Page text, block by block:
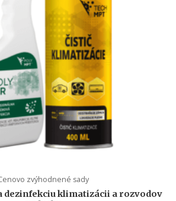
zvýhodnené sady
dezinfekciu klimatizácii a rozvodov